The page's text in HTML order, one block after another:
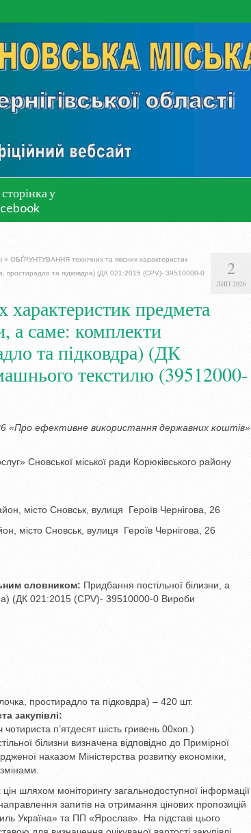
у
2
ЛИП 2026
» ОБҐРУНТУВАННЯ технічних та якісних характеристик
простирадло та підковдра) (ДК 021:2015 (CPV)- 39510000-0
предмета
а саме: комплекти
та підковдра) (ДК
текстилю (39512000-
«Про ефективне використання державних коштів»
Сновської міської ради Корюківського району
місто Сновськ, вулиця Героїв Чернігова, 26
місто Сновськ, вулиця Героїв Чернігова, 26
словником: Придбання постільної білизни, а
(ДК 021:2015 (CPV)- 39510000-0 Вироби
простирадло та підковдра) – 420 шт.
закупівлі:
п’ятдесят шість гривень 00коп.)
білизни визначена відповідно до Примірної
наказом Міністерства розвитку економіки,
шляхом моніторингу загальнодоступної інформації
запитів на отримання цінових пропозицій
Україна» та ПП «Ярослав». На підставі цього